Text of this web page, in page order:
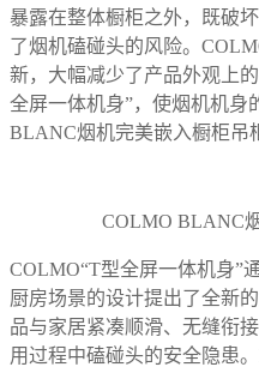
暴露在整体橱柜之外，既破
了烟机磕碰头的风险。
新，大幅减少了产品外观上
全屏一体机身”，使烟机机身
BLANC烟机完美嵌入橱柜吊
COLMO BLANC
COLMO“T型全屏一体机身”
厨房场景的设计提出了全新
品与家居紧凑顺滑、无缝衔
用过程中磕碰头的安全隐患